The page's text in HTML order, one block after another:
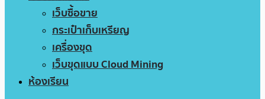
เว็บซื้อขาย
กระเป๋าเก็บเหรียญ
เครื่องขุด
เว็บขุดแบบ Cloud Mining
ห้องเรียน